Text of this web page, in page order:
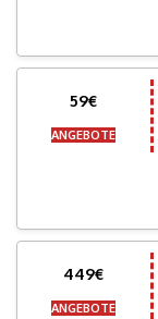
59€
ANGEBOTE
449€
ANGEBOTE